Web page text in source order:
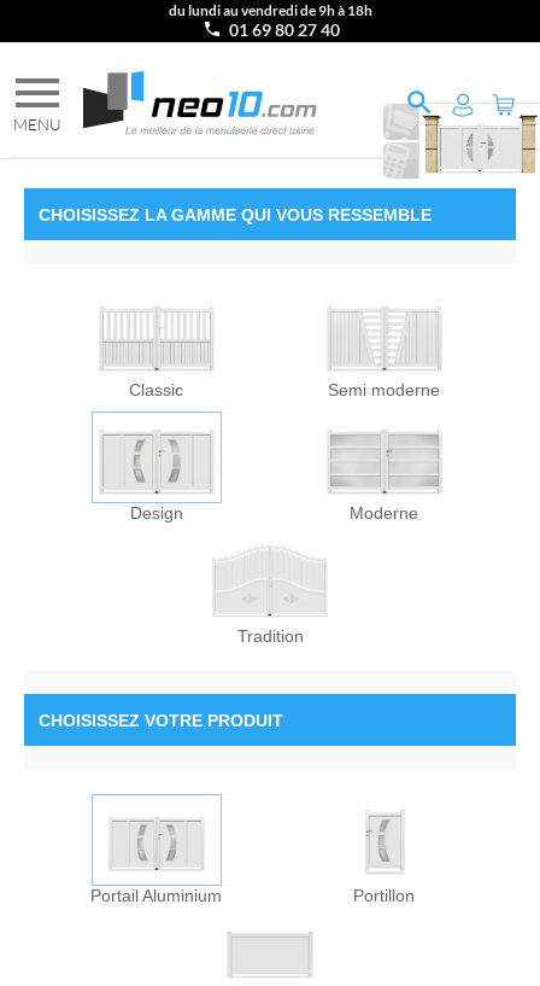
du lundi au vendredi de 9h à 18h
01 69 80 27 40
CHOISISSEZ LA GAMME QUI VOUS RESSEMBLE
Classic Semi moderne
Design Moderne
Tradition
CHOISISSEZ VOTRE PRODUIT
Portail Aluminium Portillon
Imprimer
DEVIS
Ajouter
PANIER